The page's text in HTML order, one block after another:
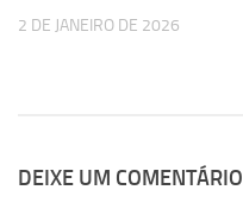
2 DE JANEIRO DE 2026
DEIXE UM COMENTÁRIO